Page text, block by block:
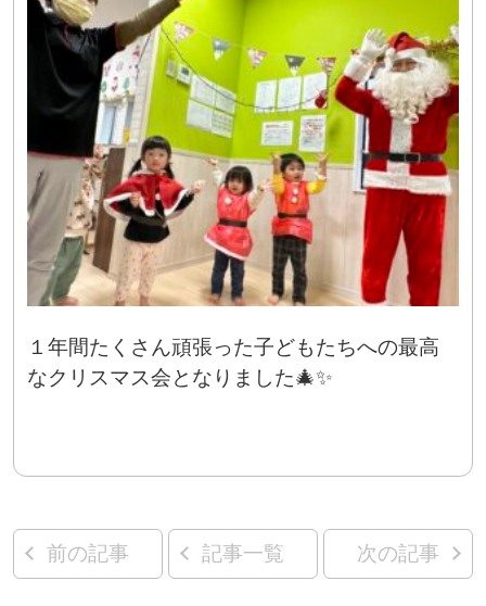
１年間たくさん頑張った子どもたちへの最高
なクリスマス会となりました🎄✨
前の記事 記事一覧 次の記事